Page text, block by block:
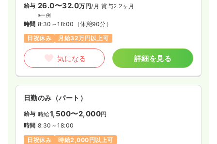
給与 26.0〜32.0万円/月 賞与2.2ヶ月
※一例
時間 8:30～18:00 （休憩90分）
日祝休み
月給32万円以上可
気になる 詳細を見る
日勤のみ（パート）
給与 時給1,500〜2,000円
時間 8:30～18:00
日祝休み
時給2,000円以上可